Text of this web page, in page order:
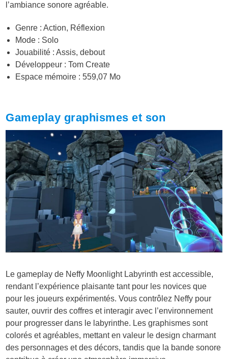
l’ambiance sonore agréable.
Genre : Action, Réflexion
Mode : Solo
Jouabilité : Assis, debout
Développeur : Tom Create
Espace mémoire : 559,07 Mo
Gameplay graphismes et son
Le gameplay de Neffy Moonlight Labyrinth est accessible,
rendant l’expérience plaisante tant pour les novices que
pour les joueurs expérimentés. Vous contrôlez Neffy pour
sauter, ouvrir des coffres et interagir avec l’environnement
pour progresser dans le labyrinthe. Les graphismes sont
colorés et agréables, mettant en valeur le design charmant
des personnages et des décors, tandis que la bande sonore